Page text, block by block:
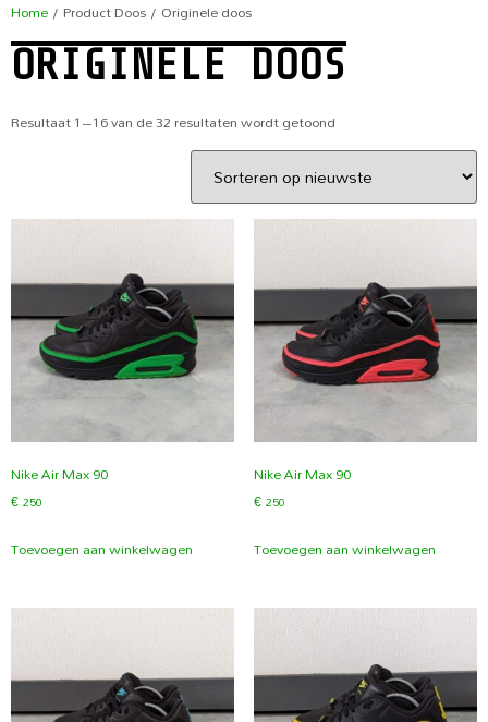
Home/ Product Doos / Originele doos
ORIGINELE DOOS
Resultaat 1–16 van de 32 resultaten wordt getoond
Nike Air Max 90
€250
Toevoegen aan winkelwagen
Nike Air Max 90
€250
Toevoegen aan winkelwagen